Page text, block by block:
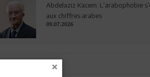
Abdelaziz Kacem: L’arabophobie
aux chiffres arabes
09.07.2026